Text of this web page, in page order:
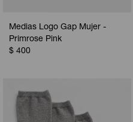
Medias Logo Gap Mujer -
Primrose Pink
$ 400